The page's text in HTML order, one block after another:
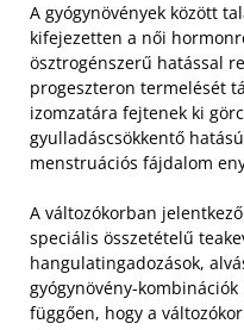
A gyógynövények között
kifejezetten a női
ösztrogénszerű hatással
progeszteron termelését
izomzatára fejtenek ki
gyulladáscsökkentő
menstruációs fájdalom
A változókorban
speciális összetételű
hangulatingadozások,
gyógynövény-
függően, hogy a